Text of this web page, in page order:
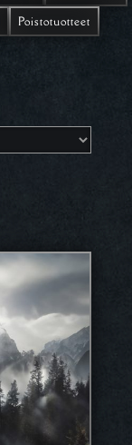
Poistotuotteet